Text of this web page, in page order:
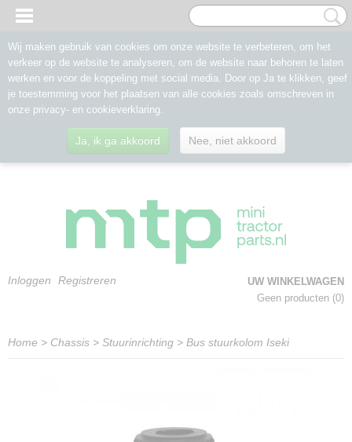
Inloggen Registreren
UW WINKELWAGEN
Geen producten (0)
Home > Chassis > Stuurinrichting > Bus stuurkolom Iseki
Wij maken gebruik van cookies om onze website te verbeteren, om het
verkeer op de website te analyseren, om de website naar behoren te laten
werken en voor de koppeling met social media. Door op Ja te klikken, geef
je toestemming voor het plaatsen van alle cookies zoals omschreven in
onze privacy- en cookieverklaring.
Ja, ik ga akkoord Nee, niet akkoord